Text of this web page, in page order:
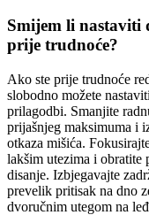
Smijem li nastaviti
prije trudnoće?
Ako ste prije trudnoće
slobodno možete
prilagodbi. Smanjite
prijašnjeg maksimuma i
otkaza mišića.
lakšim utezima i obratite
disanje. Izbjegavajte
prevelik pritisak na dno
dvoručnim utegom na